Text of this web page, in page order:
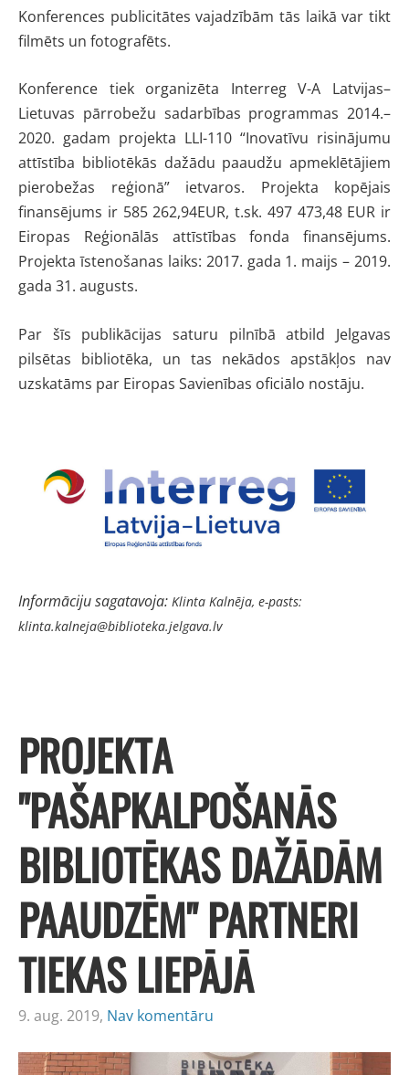
Konferences publicitātes vajadzībām tās laikā var tikt
filmēts un fotografēts.
Konference tiek organizēta Interreg V-A Latvijas–
Lietuvas pārrobežu sadarbības programmas 2014.–
2020. gadam projekta LLI-110 “Inovatīvu risinājumu
attīstība bibliotēkās dažādu paaudžu apmeklētājiem
pierobežas reģionā” ietvaros. Projekta kopējais
finansējums ir 585 262,94EUR, t.sk. 497 473,48 EUR ir
Eiropas Reģionālās attīstības fonda finansējums.
Projekta īstenošanas laiks: 2017. gada 1. maijs – 2019.
gada 31. augusts.
Par šīs publikācijas saturu pilnībā atbild Jelgavas
pilsētas bibliotēka, un tas nekādos apstākļos nav
uzskatāms par Eiropas Savienības oficiālo nostāju.
Informāciju sagatavoja: Klinta Kalnēja, e-pasts:
klinta.kalneja@biblioteka.jelgava.lv
PROJEKTA
"PAŠAPKALPOŠANĀS
BIBLIOTĒKAS DAŽĀDĀM
PAAUDZĒM" PARTNERI
TIEKAS LIEPĀJĀ
9. aug. 2019, Nav komentāru